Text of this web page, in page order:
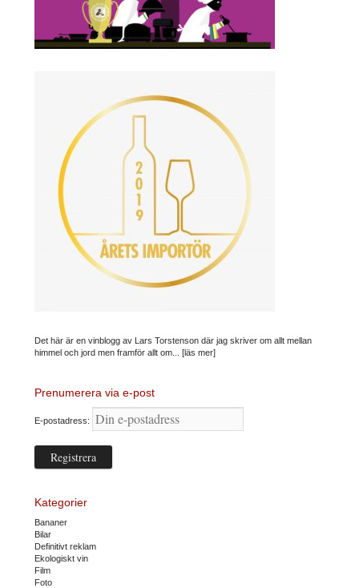
Det här är en vinblogg av Lars Torstenson där jag skriver om allt mellan
himmel och jord men framför allt om... [läs mer]
Prenumerera via e-post
E-postadress:
Kategorier
Bananer
Bilar
Definitivt reklam
Ekologiskt vin
Film
Foto